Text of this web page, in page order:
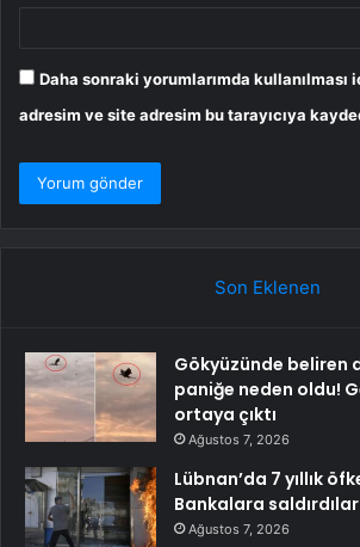
Daha sonraki yorumlarımda kullanılması
adresim ve site adresim bu tarayıcıya
Son Eklenen
Gökyüzünde beliren
paniğe neden oldu!
ortaya çıktı
Ağustos 7, 2026
Lübnan’da 7 yıllık
Bankalara saldırdılar
Ağustos 7, 2026